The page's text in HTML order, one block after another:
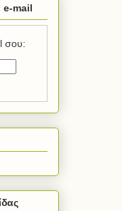
e-mail
σου: